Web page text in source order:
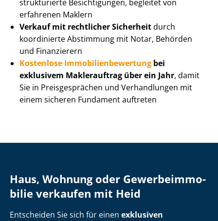
strukturierte Besichtigungen, begleitet von
erfahrenen Maklern
Verkauf mit rechtlicher Sicherheitdurch
koordinierte Abstimmung mit Notar, Behörden
und Finanzierern
Kostenlose Im­mo­bi­li­en­be­wer­tung bei
exklusivem Maklerauftrag über ein Jahr, damit
Sie in Preisgesprächen und Verhandlungen mit
einem sicheren Fundament auftreten
Haus, Wohnung oder Ge­wer­be­im­mo­
bi­lie verkaufen mit Heid
Entscheiden Sie sich für einen exklusiven